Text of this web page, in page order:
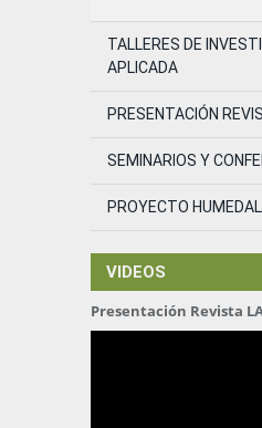
TALLERES DE
APLICADA
PRESENTACIÓN
SEMINARIOS Y
PROYECTO
VIDEOS
Presentación Revista